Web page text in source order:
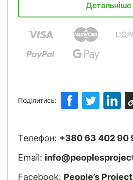
Детальніше
Поділитись:
Телефон: +380 63 402 90
Email:
Facebook: People’s Project